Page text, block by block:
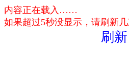
内容正在载入……
如果超过5秒没显示，请刷新
刷新